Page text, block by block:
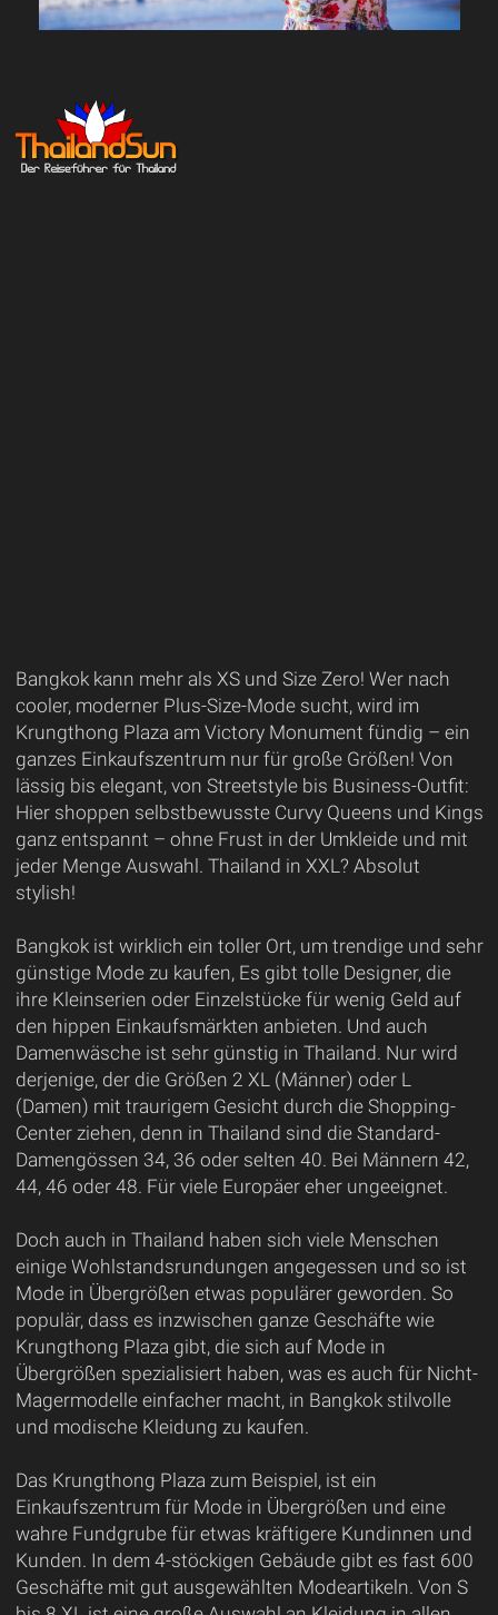
Bangkok kann mehr als XS und Size Zero! Wer nach
cooler, moderner Plus-Size-Mode sucht, wird im
Krungthong Plaza am Victory Monument fündig – ein
ganzes Einkaufszentrum nur für große Größen! Von
lässig bis elegant, von Streetstyle bis Business-Outfit:
Hier shoppen selbstbewusste Curvy Queens und Kings
ganz entspannt – ohne Frust in der Umkleide und mit
jeder Menge Auswahl. Thailand in XXL? Absolut
stylish!
Bangkok ist wirklich ein toller Ort, um trendige und sehr
günstige Mode zu kaufen, Es gibt tolle Designer, die
ihre Kleinserien oder Einzelstücke für wenig Geld auf
den hippen Einkaufsmärkten anbieten. Und auch
Damenwäsche ist sehr günstig in Thailand. Nur wird
derjenige, der die Größen 2 XL (Männer) oder L
(Damen) mit traurigem Gesicht durch die Shopping-
Center ziehen, denn in Thailand sind die Standard-
Damengössen 34, 36 oder selten 40. Bei Männern 42,
44, 46 oder 48. Für viele Europäer eher ungeeignet.
Doch auch in Thailand haben sich viele Menschen
einige Wohlstandsrundungen angegessen und so ist
Mode in Übergrößen etwas populärer geworden. So
populär, dass es inzwischen ganze Geschäfte wie
Krungthong Plaza gibt, die sich auf Mode in
Übergrößen spezialisiert haben, was es auch für Nicht-
Magermodelle einfacher macht, in Bangkok stilvolle
und modische Kleidung zu kaufen.
Das Krungthong Plaza zum Beispiel, ist ein
Einkaufszentrum für Mode in Übergrößen und eine
wahre Fundgrube für etwas kräftigere Kundinnen und
Kunden. In dem 4-stöckigen Gebäude gibt es fast 600
Geschäfte mit gut ausgewählten Modeartikeln. Von S